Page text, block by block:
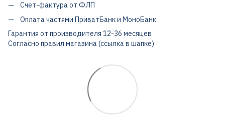
Счет-фактура от ФЛП
Оплата частями ПриватБанк и МоноБанк
Гарантия от производителя 12-36 месяцев
Согласно правил магазина (ссылка в шапке)